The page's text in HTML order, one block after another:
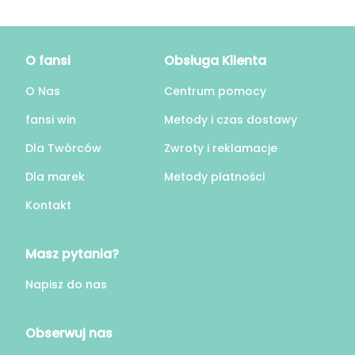
O fansi
O Nas
fansi win
Dla Twórców
Dla marek
Kontakt
Obsługa Klienta
Centrum pomocy
Metody i czas dostawy
Zwroty i reklamacje
Metody płatności
Masz pytania?
Napisz do nas
Obserwuj nas